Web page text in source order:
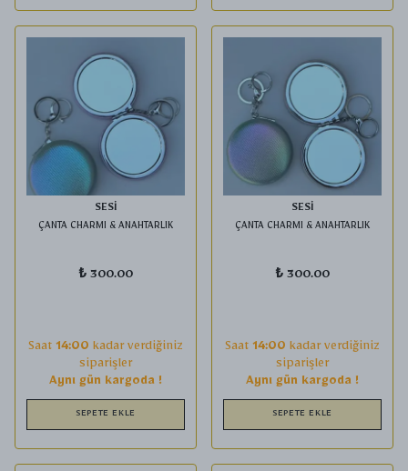
SESİ
ÇANTA CHARMI & ANAHTARLIK
₺ 300.00
Saat 14:00 kadar verdiğiniz
siparişler
Aynı gün kargoda !
SEPETE EKLE
SESİ
ÇANTA CHARMI & ANAHTARLIK
₺ 300.00
Saat 14:00 kadar verdiğiniz
siparişler
Aynı gün kargoda !
SEPETE EKLE